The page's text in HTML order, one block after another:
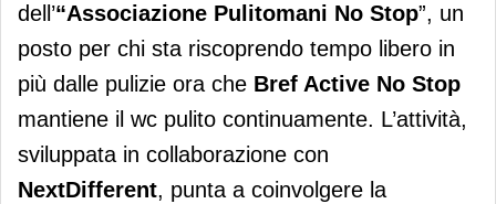
dell’“Associazione Pulitomani No Stop”, un
posto per chi sta riscoprendo tempo libero in
più dalle pulizie ora che Bref Active No Stop
mantiene il wc pulito continuamente. L’attività,
sviluppata in collaborazione con
NextDifferent, punta a coinvolgere la